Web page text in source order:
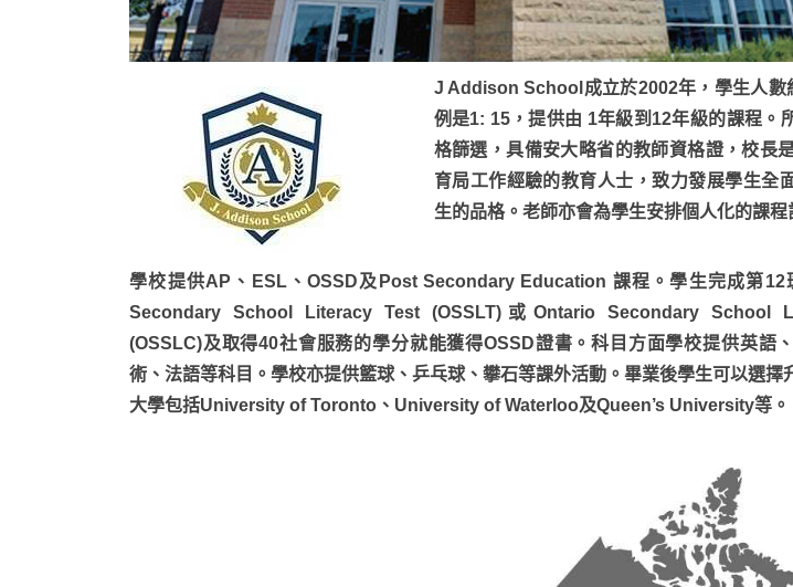
J Addison School成立於2002年，學生人數
例是1: 15，提供由 1年級到12年級的課程。
格篩選，具備安大略省的教師資格證，校長
育局工作經驗的教育人士，致力發展學生全
生的品格。老師亦會為學生安排個人化的課程
學校提供AP、ESL、OSSD及Post Secondary Education 課程。學生完成第12
Secondary School Literacy Test (OSSLT)或Ontario Secondary School
(OSSLC)及取得40社會服務的學分就能獲得OSSD證書。科目方面學校提供英語
術、法語等科目。學校亦提供籃球、乒乓球、攀石等課外活動。畢業後學生可以選擇
大學包括University of Toronto、University of Waterloo及Queen’s University等。